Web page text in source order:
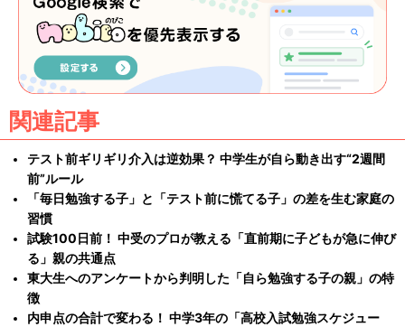
関連記事
テスト前ギリギリ介入は逆効果？ 中学生が自ら動き出す“2週間
前”ルール
「毎日勉強する子」と「テスト前に慌てる子」の差を生む家庭の
習慣
試験100日前！ 中受のプロが教える「直前期に子どもが急に伸び
る」親の共通点
東大生へのアンケートから判明した「自ら勉強する子の親」の特
徴
内申点の合計で変わる！ 中学3年の「高校入試勉強スケジュー